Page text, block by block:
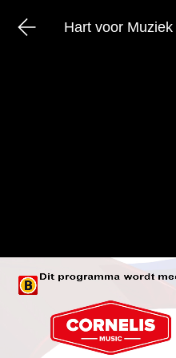
Hart voor Muziek